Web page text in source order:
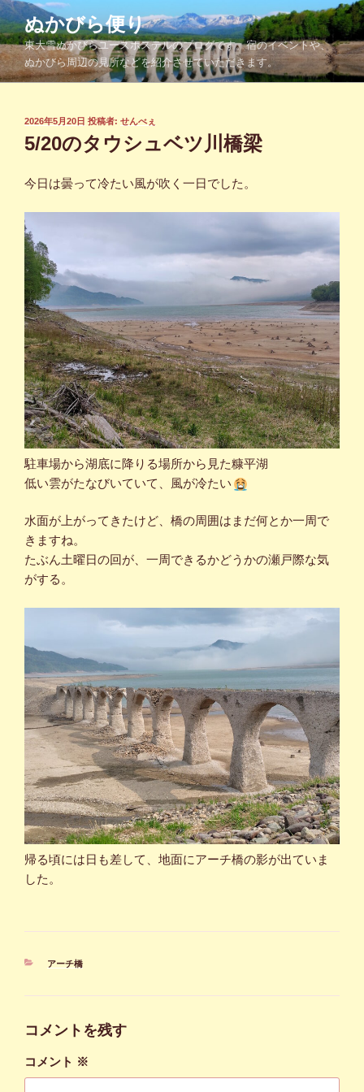
コ
ン
テ
ン
ツ
ぬかびら便り
東大雪ぬかびらユースホステルのブログです。宿のイベントや、
ぬかびら周辺の見所などを紹介させていただきます。
投
稿
日:
2026年5月20日 投稿者: せんべぇ
5/20のタウシュベツ川橋梁
今日は曇って冷たい風が吹く一日でした。
駐車場から湖底に降りる場所から見た糠平湖
低い雲がたなびいていて、風が冷たい
水面が上がってきたけど、橋の周囲はまだ何とか一周で
きますね。
たぶん土曜日の回が、一周できるかどうかの瀬戸際な気
がする。
帰る頃には日も差して、地面にアーチ橋の影が出ていま
した。
カ
アーチ橋
コメントを残す
コメント ※